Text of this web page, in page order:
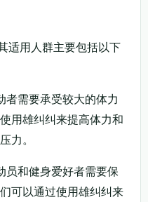
适用人群主要包括以下
者需要承受较大的体力
用雄纠纠来提高体力和
力。
员和健身爱好者需要保
可以通过使用雄纠纠来